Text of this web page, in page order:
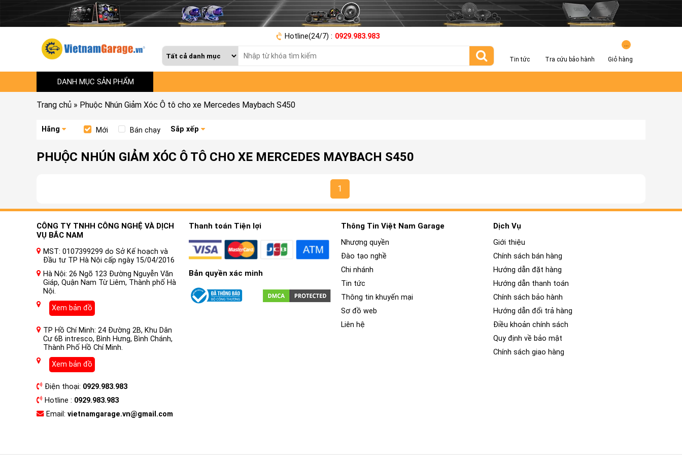
Hotline(24/7) : 0929.983.983
Tin tức Tra cứu bảo hành Giỏ hàng
DANH MỤC SẢN PHẨM
Trang chủ » Phuộc Nhún Giảm Xóc Ô tô cho xe Mercedes Maybach S450
Hãng Mới Bán chạy Sắp xếp
PHUỘC NHÚN GIẢM XÓC Ô TÔ CHO XE MERCEDES MAYBACH S450
1
CÔNG TY TNHH CÔNG NGHỆ VÀ DỊCH
VỤ BẮC NAM
MST: 0107399299 do Sở Kế hoạch và
Đầu tư TP Hà Nội cấp ngày 15/04/2016
Hà Nội: 26 Ngõ 123 Đường Nguyễn Văn
Giáp, Quận Nam Từ Liêm, Thành phố Hà
Nội.
Xem bản đồ
TP Hồ Chí Minh: 24 Đường 2B, Khu Dân
Cư 6B intresco, Bình Hưng, Bình Chánh,
Thành Phố Hồ Chí Minh.
Xem bản đồ
Điện thoại: 0929.983.983
Hotline : 0929.983.983
Email: vietnamgarage.vn@gmail.com
Thanh toán Tiện lợi
Bản quyền xác minh
Thông Tin Việt Nam Garage
Nhượng quyền
Đào tạo nghề
Chi nhánh
Tin tức
Thông tin khuyến mại
Sơ đồ web
Liên hệ
Dịch Vụ
Giới thiệu
Chính sách bán hàng
Hướng dẫn đặt hàng
Hướng dẫn thanh toán
Chính sách bảo hành
Hướng dẫn đổi trả hàng
Điều khoản chính sách
Quy định về bảo mật
Chính sách giao hàng